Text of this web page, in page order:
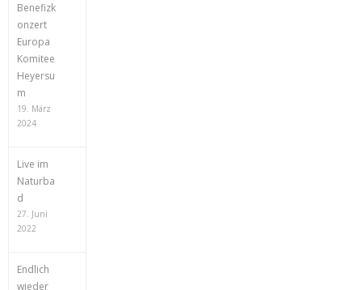
Benefizk
onzert
Europa
Komitee
Heyersu
m
19. März
2024
Live im
Naturba
d
27. Juni
2022
Endlich
wieder